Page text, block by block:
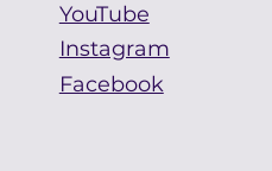
YouTube
Facebook
Instagram